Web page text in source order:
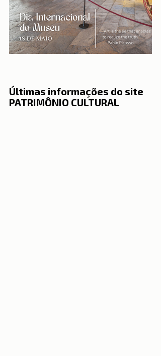
Últimas informações do site
PATRIMÔNIO CULTURAL